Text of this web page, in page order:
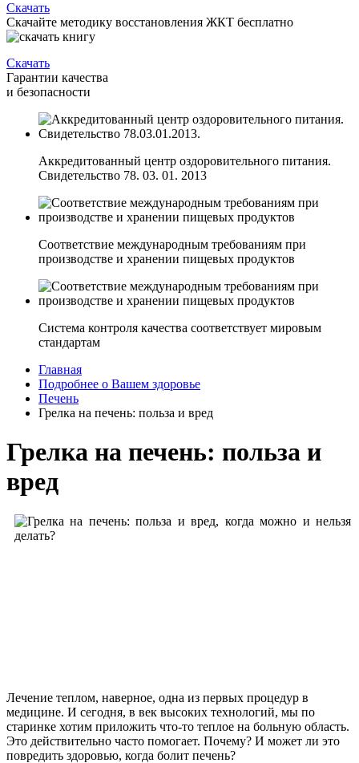
Скачать
Скачайте методику восстановления ЖКТ бесплатно
Скачать
Гарантии качества
и безопасности
Аккредитованный центр оздоровительного питания.
Свидетельство 78. 03. 01. 2013
Соответствие международным требованиям при
производстве и хранении пищевых продуктов
Система контроля качества соответствует мировым
стандартам
Главная
Подробнее о Вашем здоровье
Печень
Грелка на печень: польза и вред
Грелка на печень: польза и
вред
Лечение теплом, наверное, одна из первых процедур в
медицине. И сегодня, в век высоких технологий, мы по
старинке хотим приложить что-то теплое на больную область.
Это действительно часто помогает. Почему? И может ли это
повредить здоровью, когда болит печень?